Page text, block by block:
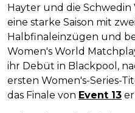
Hayter und die
eine starke Saison mit
Halbfinaleinzügen und
Women's World
ihr Debüt in Blackpool,
ersten Women's-Series-
das Finale von Event 13